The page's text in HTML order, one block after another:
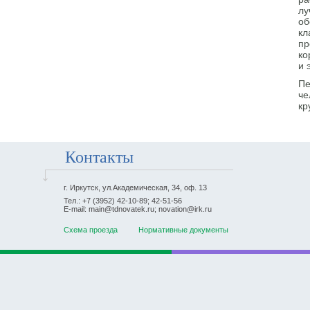
и
Контакты
г. Иркутск, ул.Академическая, 34, оф. 13
Тел.: +7 (3952) 42-10-89; 42-51-56
E-mail: main@tdnovatek.ru; novation@irk.ru
Схема проезда Нормативные документы